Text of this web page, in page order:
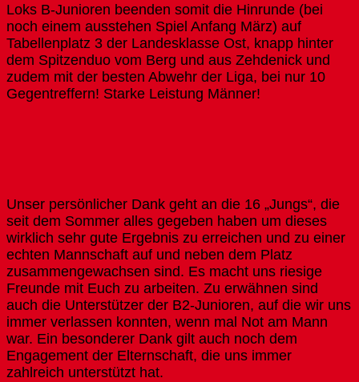
Loks B-Junioren beenden somit die Hinrunde (bei
noch einem ausstehen Spiel Anfang März) auf
Tabellenplatz 3 der Landesklasse Ost, knapp hinter
dem Spitzenduo vom Berg und aus Zehdenick und
zudem mit der besten Abwehr der Liga, bei nur 10
Gegentreffern! Starke Leistung Männer!
Unser persönlicher Dank geht an die 16 „Jungs“, die
seit dem Sommer alles gegeben haben um dieses
wirklich sehr gute Ergebnis zu erreichen und zu einer
echten Mannschaft auf und neben dem Platz
zusammengewachsen sind. Es macht uns riesige
Freunde mit Euch zu arbeiten. Zu erwähnen sind
auch die Unterstützer der B2-Junioren, auf die wir uns
immer verlassen konnten, wenn mal Not am Mann
war. Ein besonderer Dank gilt auch noch dem
Engagement der Elternschaft, die uns immer
zahlreich unterstützt hat.